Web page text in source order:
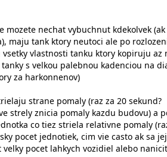
nechat vybuchnut kdekolvek (ak
maju tank ktory neutoci ale po
vlastnosti tanku ktory kopiruju az
s velkou palebnou kadenciou na
za harkonnenov)
strane pomaly (raz za 20 sekund?
strely znicia pomaly kazdu budovu) a
co tiez striela relativne pomaly
pocet jednotiek, cim vie casto ak sa jej
pocet lahkych vozidiel alebo